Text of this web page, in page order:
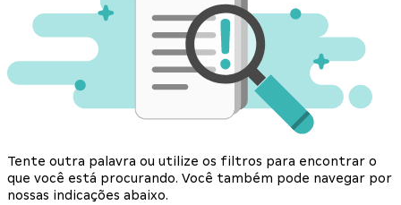
Tente outra palavra ou utilize os filtros para encontrar o
que você está procurando. Você também pode navegar por
nossas indicações abaixo.